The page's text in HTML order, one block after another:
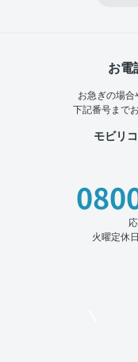
お電
お急ぎの場合
下記番号まで
モビリ
火曜定休